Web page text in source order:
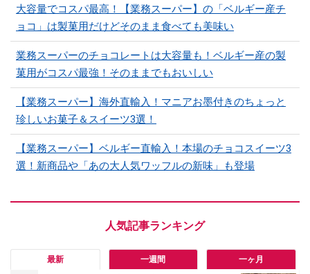
大容量でコスパ最高！【業務スーパー】の「ベルギー産チ
ョコ」は製菓用だけどそのまま食べても美味い
業務スーパーのチョコレートは大容量も！ベルギー産の製
菓用がコスパ最強！そのままでもおいしい
【業務スーパー】海外直輸入！マニアお墨付きのちょっと
珍しいお菓子＆スイーツ3選！
【業務スーパー】ベルギー直輸入！本場のチョコスイーツ3
選！新商品や「あの大人気ワッフルの新味」も登場
最新 一週間 一ヶ月